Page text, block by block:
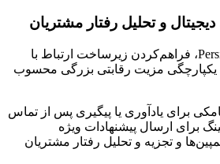
دیجیتال و تحلیل رفتار مشتریان
یکی از تمایزهای PersianCRM، فراهم‌کردن زیرساخت ارتباط با
یکپارچگی مزیت رقابتی بزرگی محسوب
برای یادآوری یا پیگیری پس از تماس
برای ارسال پیشنهادات ویژه
و تجزیه و تحلیل رفتار مشتریان